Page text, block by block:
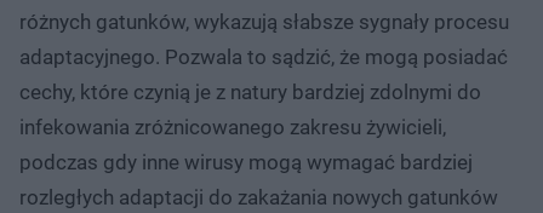
różnych gatunków, wykazują słabsze sygnały procesu
adaptacyjnego. Pozwala to sądzić, że mogą posiadać
cechy, które czynią je z natury bardziej zdolnymi do
infekowania zróżnicowanego zakresu żywicieli,
podczas gdy inne wirusy mogą wymagać bardziej
rozległych adaptacji do zakażania nowych gatunków